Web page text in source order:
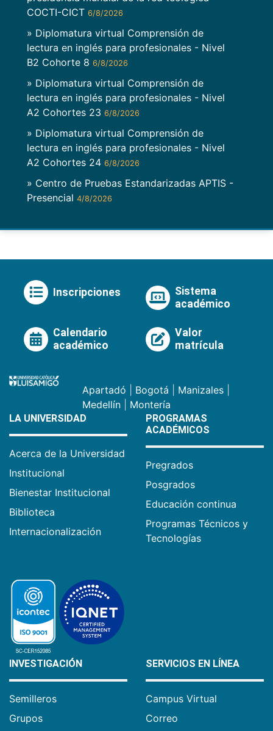
COCTI-CICT 6/8/2026
» Diplomatura virtual Comprensión de
lectura en inglés para profesionales - Nivel
B2 Cohorte 8 6/8/2026
» Diplomatura virtual Comprensión de
lectura en inglés para profesionales - Nivel
A2 Cohortes 23 6/8/2026
» Diplomatura virtual Comprensión de
lectura en inglés para profesionales - Nivel
A2 Cohortes 24 6/8/2026
» Centro de Pruebas Estandarizadas APTIS -
Presencial 4/8/2026
Inscripciones
Sistema
académico
Calendario
académico
Valor
matrícula
Apartadó Bogotá Manizales
Medellín
Montería
LA UNIVERSIDAD
Acerca de la Universidad
Institucional
Bienestar Institucional
Biblioteca
Internacionalización
PROGRAMAS
ACADÉMICOS
Pregrados
Posgrados
Educación continua
Programas Técnicos y
Tecnologías
INVESTIGACIÓN
Semilleros
Grupos
SERVICIOS EN LÍNEA
Campus Virtual
Correo